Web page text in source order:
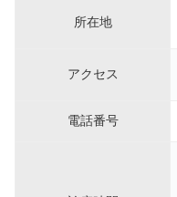
所在地
アクセス
電話番号